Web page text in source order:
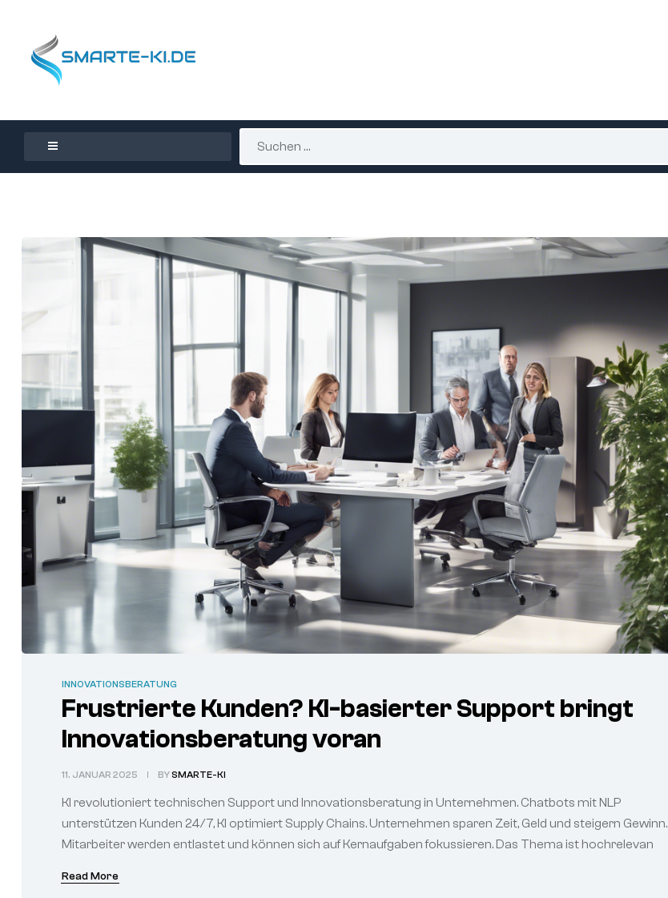
INNOVATIONSBERATUNG
Frustrierte Kunden? KI-basierter Support bringt
Innovationsberatung voran
11. JANUAR 2025 BYSMARTE-KI
KI revolutioniert technischen Support und Innovationsberatung in Unternehmen. Chatbots mit NLP
unterstützen Kunden 24/7, KI optimiert Supply Chains. Unternehmen sparen Zeit, Geld und steigern Gewinn.
Mitarbeiter werden entlastet und können sich auf Kernaufgaben fokussieren. Das Thema ist hochrelevan
Read More